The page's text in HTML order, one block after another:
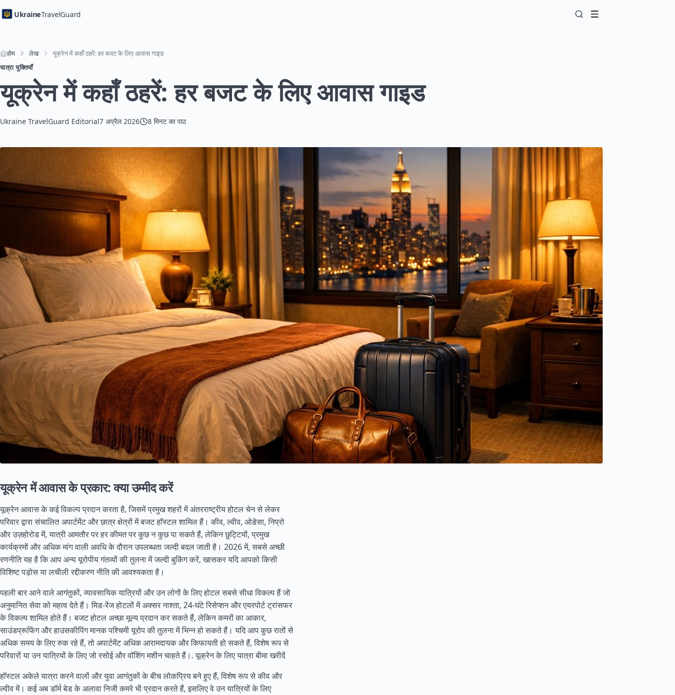
UkraineTravelGuard
होम लेख
यूक्रेन में कहाँ ठहरें: हर बजट के लिए आवास गाइड
यात्रा युक्तियाँ
यूक्रेन में कहाँ ठहरें: हर बजट के लिए आवास गाइड
Ukraine TravelGuard Editorial7 अप्रैल 2026 8 मिनट का पाठ
यूक्रेन में आवास के प्रकार: क्या उम्मीद करें
यूक्रेन आवास के कई विकल्प प्रदान करता है, जिसमें प्रमुख शहरों में अंतरराष्ट्रीय होटल चेन से लेकर
परिवार द्वारा संचालित अपार्टमेंट और छात्र क्षेत्रों में बजट हॉस्टल शामिल हैं। कीव, ल्वीव, ओडेसा, निप्रो
और उज़होरोड में, यात्री आमतौर पर हर कीमत पर कुछ न कुछ पा सकते हैं, लेकिन छुट्टियों, प्रमुख
कार्यक्रमों और अधिक मांग वाली अवधि के दौरान उपलब्धता जल्दी बदल जाती है। 2026 में, सबसे अच्छी
रणनीति यह है कि आप अन्य यूरोपीय गंतव्यों की तुलना में जल्दी बुकिंग करें, खासकर यदि आपको किसी
विशिष्ट पड़ोस या लचीली रद्दीकरण नीति की आवश्यकता है।
पहली बार आने वाले आगंतुकों, व्यावसायिक यात्रियों और उन लोगों के लिए होटल सबसे सीधा विकल्प हैं जो
अनुमानित सेवा को महत्व देते हैं। मिड-रेंज होटलों में अक्सर नाश्ता, 24-घंटे रिसेप्शन और एयरपोर्ट ट्रांसफर
के विकल्प शामिल होते हैं। बजट होटल अच्छा मूल्य प्रदान कर सकते हैं, लेकिन कमरों का आकार,
साउंडप्रूफिंग और हाउसकीपिंग मानक पश्चिमी यूरोप की तुलना में भिन्न हो सकते हैं। यदि आप कुछ रातों से
अधिक समय के लिए रुक रहे हैं, तो अपार्टमेंट अधिक आरामदायक और किफायती हो सकते हैं, विशेष रूप से
परिवारों या उन यात्रियों के लिए जो रसोई और वॉशिंग मशीन चाहते हैं।.यूक्रेन के लिए यात्रा बीमा खरीदें
हॉस्टल अकेले यात्रा करने वालों और युवा आगंतुकों के बीच लोकप्रिय बने हुए हैं, विशेष रूप से कीव और
ल्वीव में। कई अब डॉर्म बेड के अलावा निजी कमरे भी प्रदान करते हैं, इसलिए वे उन यात्रियों के लिए